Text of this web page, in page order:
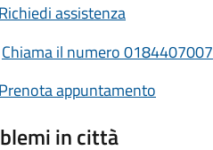
Richiedi assistenza
Chiama il numero 0184407007
Prenota appuntamento
in città